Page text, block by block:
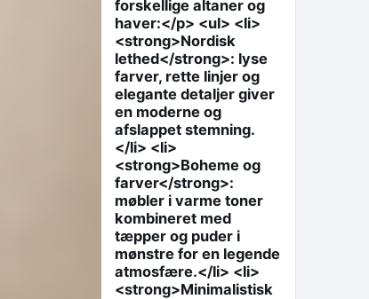
forskellige altaner og
haver:</p> <ul> <li>
<strong>Nordisk
lethed</strong>: lyse
farver, rette linjer og
elegante detaljer giver
en moderne og
afslappet stemning.
</li> <li>
<strong>Boheme og
farver</strong>:
møbler i varme toner
kombineret med
tæpper og puder i
mønstre for en legende
atmosfære.</li> <li>
<strong>Minimalistisk